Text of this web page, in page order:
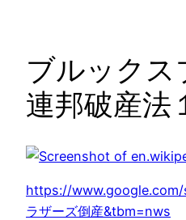
ブルック
連邦破産法
https://www.google.com/
ラザーズ倒産&tbm=nws